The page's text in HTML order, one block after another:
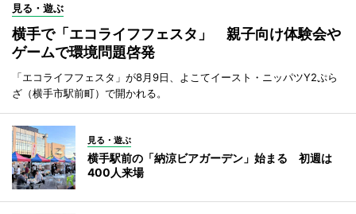
見る・遊ぶ
横手で「エコライフフェスタ」 親子向け体験会や
ゲームで環境問題啓発
「エコライフフェスタ」が8月9日、よこてイースト・ニッパツY2ぷら
ざ（横手市駅前町）で開かれる。
見る・遊ぶ
横手駅前の「納涼ビアガーデン」始まる 初週は
400人来場